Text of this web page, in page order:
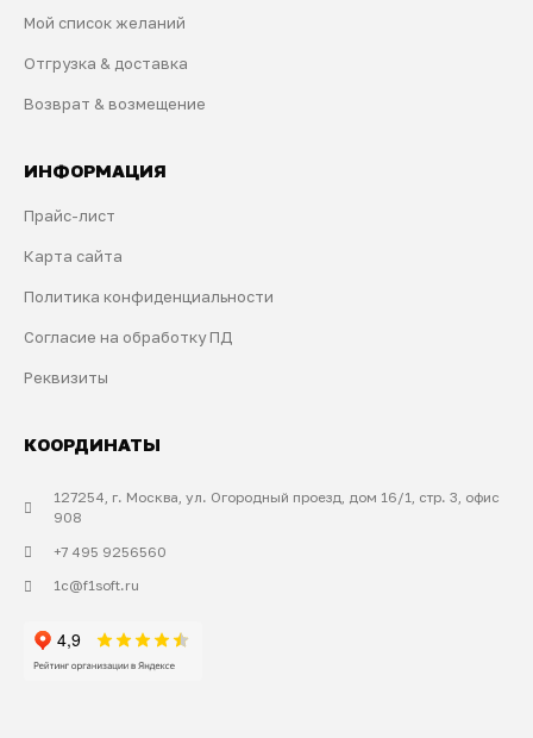
Мой список желаний
Отгрузка & доставка
Возврат & возмещение
ИНФОРМАЦИЯ
Прайс-лист
Карта сайта
Политика конфиденциальности
Согласие на обработку ПД
Реквизиты
КООРДИНАТЫ
127254, г. Москва, ул. Огородный проезд, дом 16/1, стр. 3, офис
908
+7 495 9256560
1c@f1soft.ru